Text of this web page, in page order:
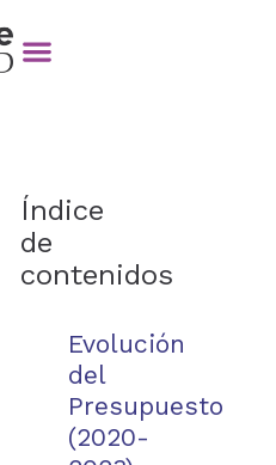
Índice
de
contenidos
Evolución
del
Presupuesto
(2020-